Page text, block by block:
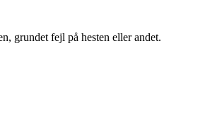
grundet fejl på hesten eller andet.